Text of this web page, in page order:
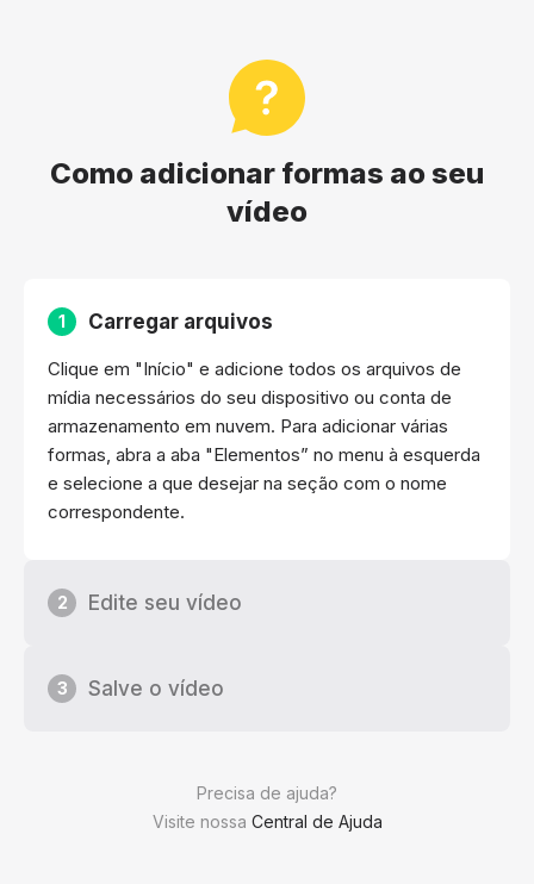
Como adicionar formas ao seu
vídeo
Precisa de ajuda?
Visite nossa Central de Ajuda
1 Carregar arquivos
Clique em "Início" e adicione todos os arquivos de
mídia necessários do seu dispositivo ou conta de
armazenamento em nuvem. Para adicionar várias
formas, abra a aba "Elementos” no menu à esquerda
e selecione a que desejar na seção com o nome
correspondente.
2 Edite seu vídeo
3 Salve o vídeo